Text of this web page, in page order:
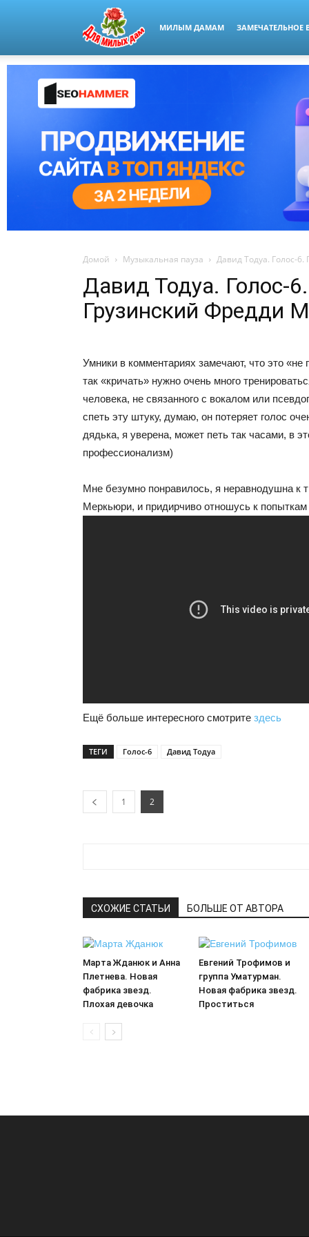
МИЛЫМ ДАМАМ ЗАМЕЧАТЕЛЬНОЕ
Домой Музыкальная пауза Давид Тодуа. Голос-
Давид Тодуа. Голос-6.
Грузинский Фредди
Умники в комментариях замечают, что это «не
так «кричать» нужно очень много
человека, не связанного с вокалом или
спеть эту штуку, думаю, он потеряет голос
дядька, я уверена, может петь так часами, в
профессионализм)
Мне безумно понравилось, я неравнодушна к
Меркьюри, и придирчиво отношусь к попыткам
Ещё больше интересного смотрите здесь
ТЕГИ Голос-6 Давид Тодуа
1 2
СХОЖИЕ СТАТЬИ БОЛЬШЕ ОТ АВТОРА
Марта Жданюк и Анна
Плетнева. Новая
фабрика звезд.
Плохая девочка
Евгений Трофимов и
группа Уматурман.
Новая фабрика звезд.
Проститься